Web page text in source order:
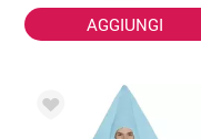
AGGIUNGI